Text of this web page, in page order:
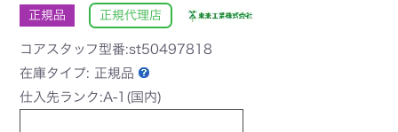
正規品 正規代理店
コアスタッフ型番:st50497818
在庫タイプ: 正規品
仕入先ランク:A-1(国内)